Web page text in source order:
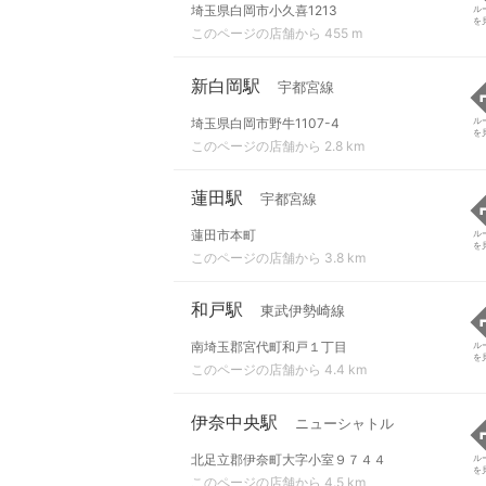
埼玉県白岡市小久喜1213
このページの店舗から 455 m
ル
を
新白岡駅 宇都宮線
埼玉県白岡市野牛1107-4
このページの店舗から 2.8 km
ル
を
蓮田駅 宇都宮線
蓮田市本町
このページの店舗から 3.8 km
ル
を
和戸駅 東武伊勢崎線
南埼玉郡宮代町和戸１丁目
このページの店舗から 4.4 km
ル
を
伊奈中央駅 ニューシャトル
北足立郡伊奈町大字小室９７４４
このページの店舗から 4.5 km
ル
を